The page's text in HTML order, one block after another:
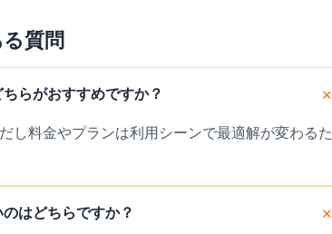
質問
らがおすすめですか？
料金やプランは利用シーンで最適解が変わるた
はどちらですか？